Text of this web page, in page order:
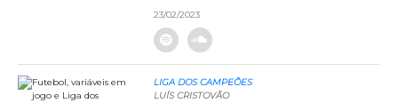
23/02/2023
LIGA DOS CAMPEÕES
LUÍS CRISTOVÃO